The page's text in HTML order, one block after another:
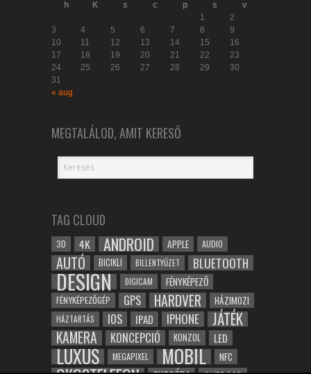
h
K s c p s
v
1
2
3
4 5 6 7 8
9
10
11 12 13 14 15
16
17
18 19 20 21 22
23
24
25 26 27 28 29
30
31
« aug
MEGTALÁLOD, AMIT KERESŐ
TAG CLOUD
3D 4K ANDROID APPLE AUDIO
AUTÓ BICIKLI BILLENTYŰZET BLUETOOTH
DESIGN DIGICAM FÉNYKÉPEZŐ
FÉNYKÉPEZŐGÉP GPS HARDVER HÁZIMOZI
HÁZTARTÁS IOS IPAD IPHONE JÁTÉK
KAMERA KONCEPCIÓ KONZOL LED
LUXUS MEGAPIXEL MOBIL NFC